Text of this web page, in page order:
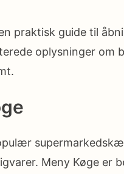
praktisk guide til
oplysninger om
Meny Køge er